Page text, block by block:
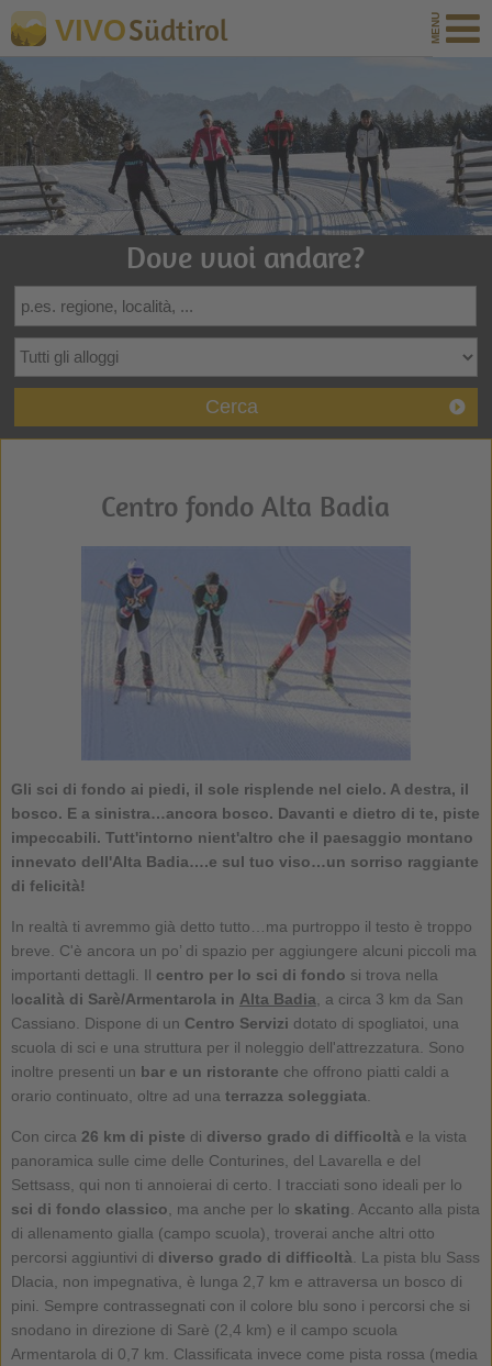
VIVOSüdtirol
Dove vuoi andare?
Cerca
Centro fondo Alta Badia
Gli sci di fondo ai piedi, il sole risplende nel cielo. A destra, il
bosco. E a sinistra…ancora bosco. Davanti e dietro di te, piste
impeccabili. Tutt'intorno nient'altro che il paesaggio montano
innevato dell'Alta Badia….e sul tuo viso…un sorriso raggiante
di felicità!
In realtà ti avremmo già detto tutto…ma purtroppo il testo è troppo
breve. C'è ancora un po’ di spazio per aggiungere alcuni piccoli ma
importanti dettagli. Il centro per lo sci di fondo si trova nella
località di Sarè/Armentarola in Alta Badia , a circa 3 km da San
Cassiano. Dispone di un Centro Servizi dotato di spogliatoi, una
scuola di sci e una struttura per il noleggio dell'attrezzatura. Sono
inoltre presenti un bar e un ristorante che offrono piatti caldi a
orario continuato, oltre ad una terrazza soleggiata
Con circa 26 km di piste di diverso grado di difficoltà e la vista
panoramica sulle cime delle Conturines, del Lavarella e del
Settsass, qui non ti annoierai di certo. I tracciati sono ideali per lo
sci di fondo classico , ma anche per lo skating . Accanto alla pista
di allenamento gialla (campo scuola), troverai anche altri otto
percorsi aggiuntivi di diverso grado di difficoltà . La pista blu Sass
Dlacia, non impegnativa, è lunga 2,7 km e attraversa un bosco di
pini. Sempre contrassegnati con il colore blu sono i percorsi che si
snodano in direzione di Sarè (2,4 km) e il campo scuola
Armentarola di 0,7 km. Classificata invece come pista rossa (media